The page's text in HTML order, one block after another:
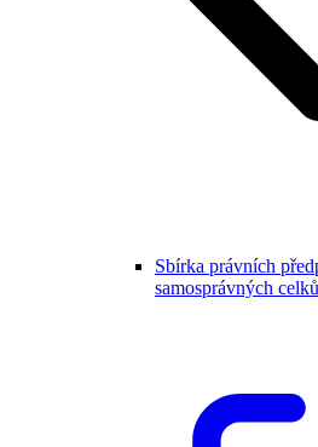
Sbírka právních
samosprávných celků